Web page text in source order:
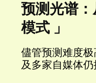
预测光谱
模式 」
儘管预测难度
及多家自媒体